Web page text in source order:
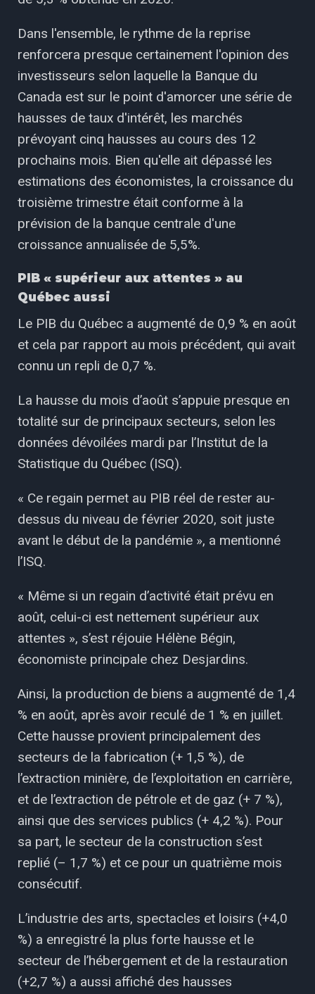
Dans l'ensemble, le rythme de la reprise
renforcera presque certainement l'opinion des
investisseurs selon laquelle la Banque du
Canada est sur le point d'amorcer une série de
hausses de taux d'intérêt, les marchés
prévoyant cinq hausses au cours des 12
prochains mois. Bien qu'elle ait dépassé les
estimations des économistes, la croissance du
troisième trimestre était conforme à la
prévision de la banque centrale d'une
croissance annualisée de 5,5%.
PIB « supérieur aux attentes » au
Québec aussi
Le PIB du Québec a augmenté de 0,9 % en août
et cela par rapport au mois précédent, qui avait
connu un repli de 0,7 %.
La hausse du mois d’août s’appuie presque en
totalité sur de principaux secteurs, selon les
données dévoilées mardi par l’Institut de la
Statistique du Québec (ISQ).
« Ce regain permet au PIB réel de rester au-
dessus du niveau de février 2020, soit juste
avant le début de la pandémie », a mentionné
l’ISQ.
« Même si un regain d’activité était prévu en
août, celui-ci est nettement supérieur aux
attentes », s’est réjouie Hélène Bégin,
économiste principale chez Desjardins.
Ainsi, la production de biens a augmenté de 1,4
% en août, après avoir reculé de 1 % en juillet.
Cette hausse provient principalement des
secteurs de la fabrication (+ 1,5 %), de
l’extraction minière, de l’exploitation en carrière,
et de l’extraction de pétrole et de gaz (+ 7 %),
ainsi que des services publics (+ 4,2 %). Pour
sa part, le secteur de la construction s’est
replié (– 1,7 %) et ce pour un quatrième mois
consécutif.
L’industrie des arts, spectacles et loisirs (+4,0
%) a enregistré la plus forte hausse et le
secteur de l’hébergement et de la restauration
(+2,7 %) a aussi affiché des hausses